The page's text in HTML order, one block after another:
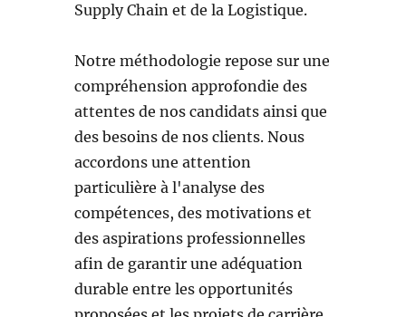
Supply Chain et de la Logistique.
Notre méthodologie repose sur une
compréhension approfondie des
attentes de nos candidats ainsi que
des besoins de nos clients. Nous
accordons une attention
particulière à l'analyse des
compétences, des motivations et
des aspirations professionnelles
afin de garantir une adéquation
durable entre les opportunités